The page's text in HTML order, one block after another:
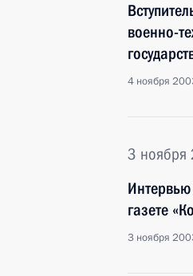
военно-
4 ноября
3 ноября
газете
3 ноября